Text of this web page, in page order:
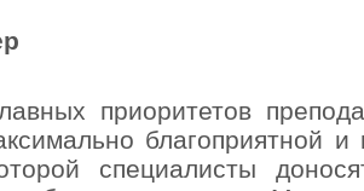
приоритетов
благоприятной
специалисты